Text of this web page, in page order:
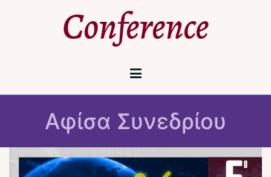
Conference
Αφίσα Συνεδρίου